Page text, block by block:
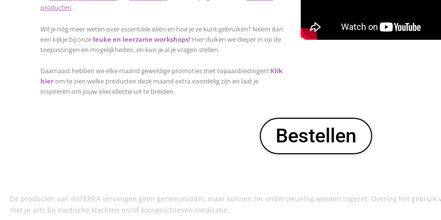
producten.
Wil je nóg meer weten over essentiële oliën en hoe je ze kunt gebruiken? Neem dan
een kijkje bij onze leuke en leerzame workshops! Hier duiken we dieper in op de
toepassingen en mogelijkheden, en kun je al je vragen stellen.
Daarnaast hebben we elke maand geweldige promoties met topaanbiedingen! Klik
hierom te zien welke producten deze maand extra voordelig zijn en laat je
inspireren om jouw oliecollectie uit te breiden.
Bestellen
De producten van doTERRA vervangen geen geneesmiddel, maar kunnen ter ondersteuning worden ingezet. Overleg het gebruik
met je arts bij medische klachten en/of voorgeschreven medicatie.